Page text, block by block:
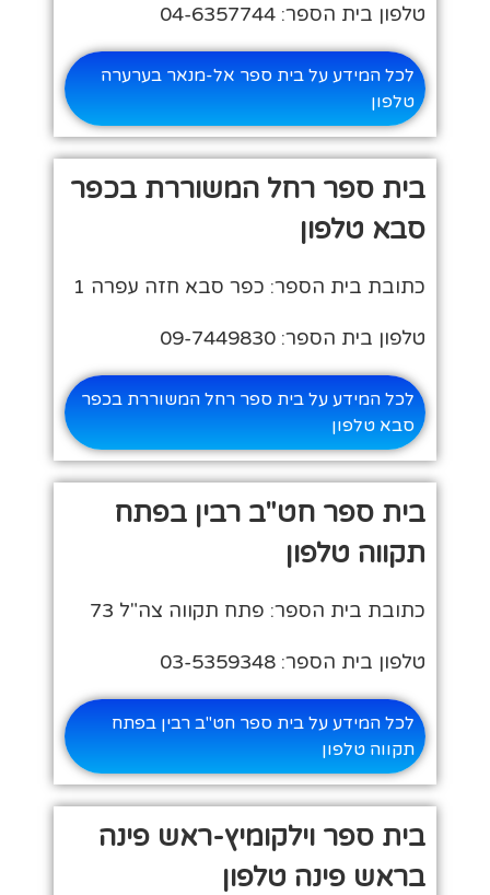
טלפון בית הספר: 04-6357744
לכל המידע על בית ספר אל-מנאר בערערה
טלפון
בית ספר רחל המשוררת בכפר
סבא טלפון
כתובת בית הספר: כפר סבא חזה עפרה 1
טלפון בית הספר: 09-7449830
לכל המידע על בית ספר רחל המשוררת בכפר
סבא טלפון
בית ספר חט"ב רבין בפתח
תקווה טלפון
כתובת בית הספר: פתח תקווה צה"ל 73
טלפון בית הספר: 03-5359348
לכל המידע על בית ספר חט"ב רבין בפתח
תקווה טלפון
בית ספר וילקומיץ-ראש פינה
בראש פינה טלפון